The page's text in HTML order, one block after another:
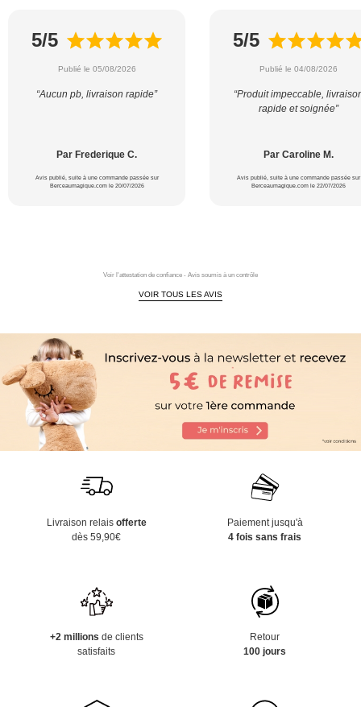
5/5
Publié le 05/08/2026
“Aucun pb, livraison rapide”
Par Frederique C.
Avis publié, suite à une commande passée sur
Berceaumagique.com le 20/07/2026
5/5
Publié le 04/08/2026
“Produit impeccable,
rapide et soignée”
Par Caroline M.
Avis publié, suite à une commande passée sur
Berceaumagique.com le 22/07/2026
Voir l'attestation de confiance - Avis soumis à un contrôle
VOIR TOUS LES AVIS
Livraison relais offerte
dès 59,90€
Paiement jusqu'à
4 fois sans frais
+2 millions de clients
satisfaits
Retour
100 jours